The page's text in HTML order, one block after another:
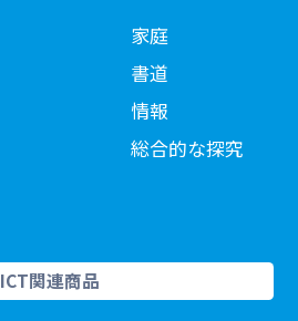
家庭
書道
情報
総合的な探究
ICT関連商品